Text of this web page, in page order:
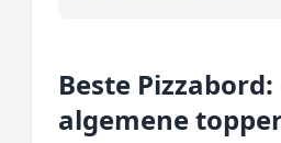
Onze algemene
Prijs topper
Beste
algemene